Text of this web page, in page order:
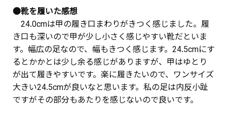
●靴を履いた感想
24.0cmは甲の履き口まわりがきつく感じました。履
き口も深いので甲が少し小さく感じやすい靴だといま
す。幅広の足なので、幅もきつく感じます。24.5cmにす
るとかかとは少し余る感じがありますが、甲はゆとり
が出て履きやすいです。楽に履きたいので、ワンサイズ
大きい24.5cmが良いなと思います。私の足は内反小趾
ですがその部分もあたりを感じないので良いです。